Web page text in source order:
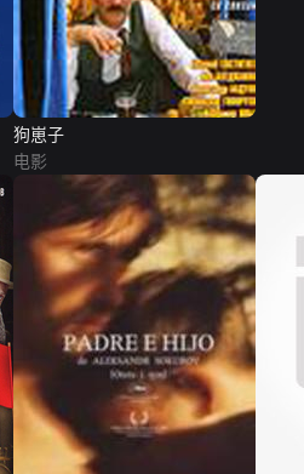
狗崽子
电影